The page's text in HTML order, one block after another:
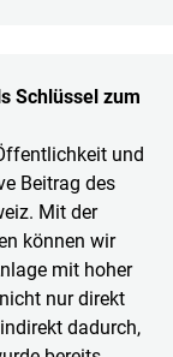
Schlüssel zum
und
Beitrag des
Mit der
können wir
mit hoher
nur direkt
dadurch,